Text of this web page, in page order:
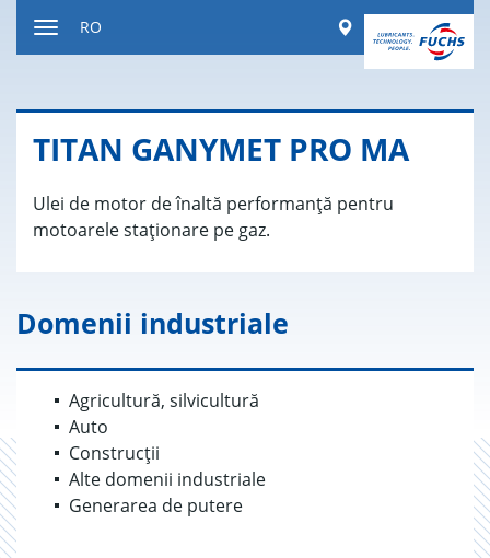
Worldwide
RO
TITAN GANY­MET PRO MA
Ulei de motor de înaltă performanță pentru
motoarele staționare pe gaz.
Domenii industriale
Agricultură, silvicultură
Auto
Construcții
Alte domenii industriale
Generarea de putere